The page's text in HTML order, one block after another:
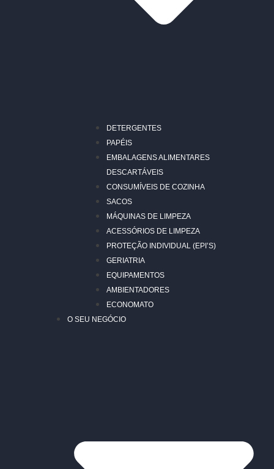
DETERGENTES
PAPÉIS
EMBALAGENS ALIMENTARES
DESCARTÁVEIS
CONSUMÍVEIS DE COZINHA
SACOS
MÁQUINAS DE LIMPEZA
ACESSÓRIOS DE LIMPEZA
PROTEÇÃO INDIVIDUAL (EPI’S)
GERIATRIA
EQUIPAMENTOS
AMBIENTADORES
ECONOMATO
O SEU NEGÓCIO